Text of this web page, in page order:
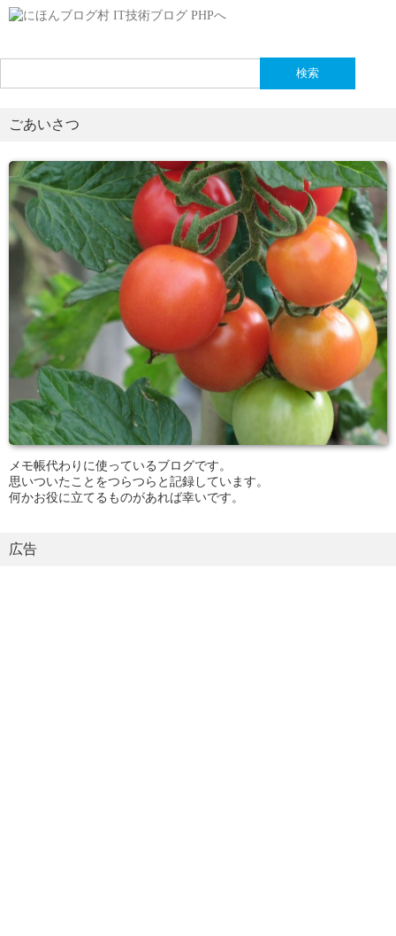
索:
ごあいさつ
メモ帳代わりに使っているブログです。
思いついたことをつらつらと記録しています。
何かお役に立てるものがあれば幸いです。
広告